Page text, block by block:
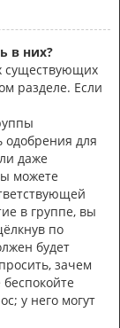
в них?
существующих
разделе. Если
одобрения для
даже
можете
в группе, вы
по
будет
зачем
у него могут